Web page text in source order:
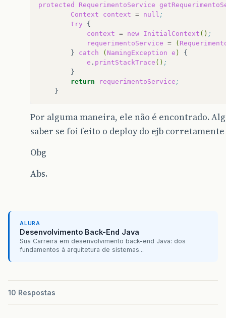
protected RequerimentoService
Context
context = null ;
try
context = new InitialContext () ;
requerimentoService = (
}
catch ( NamingException e )
e . printStackTrace () ;
return
requerimentoService ;
Por alguma maneira, ele não é encontrado.
saber se foi feito o deploy do ejb corretamente
Obg
Abs.
ALURA
Desenvolvimento Back-End Java
Sua Carreira em desenvolvimento back-end Java: dos
fundamentos à arquitetura de sistemas...
10 Respostas